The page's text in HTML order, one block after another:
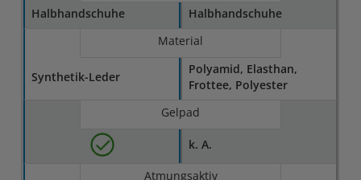
Halbhandschuhe
Halbhandschuhe
Material
Syn­thetik-Leder
Polyamid, Elasthan,
Frottee, Polyester
Gelpad
k. A.
Atmungsaktiv